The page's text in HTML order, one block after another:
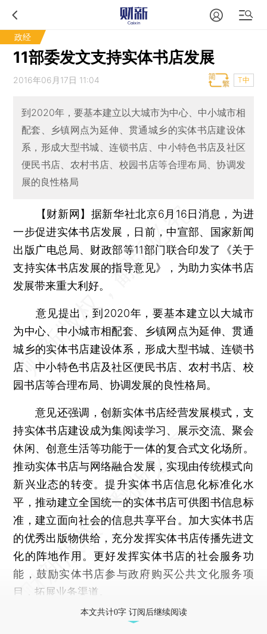
政经
11部委发文支持实体书店发展
2016年06月17日 11:04 T中
到2020年，要基本建立以大城市为中心、中小城市相
配套、乡镇网点为延伸、贯通城乡的实体书店建设体
系，形成大型书城、连锁书店、中小特色书店及社区
便民书店、农村书店、校园书店等合理布局、协调发
展的良性格局
【财新网】 据新华社北京6月16日消息，为进
一步促进实体书店发展，日前，中宣部、国家新闻
出版广电总局、财政部等11部门联合印发了《关于
支持实体书店发展的指导意见》，为助力实体书店
发展带来重大利好。
意见提出，到2020年，要基本建立以大城市
为中心、中小城市相配套、乡镇网点为延伸、贯通
城乡的实体书店建设体系，形成大型书城、连锁书
店、中小特色书店及社区便民书店、农村书店、校
园书店等合理布局、协调发展的良性格局。
意见还强调，创新实体书店经营发展模式，支
持实体书店建设成为集阅读学习、展示交流、聚会
休闲、创意生活等功能于一体的复合式文化场所。
推动实体书店与网络融合发展，实现由传统模式向
新兴业态的转变。提升实体书店信息化标准化水
平，推动建立全国统一的实体书店可供图书信息标
准，建立面向社会的信息共享平台。加大实体书店
的优秀出版物供给，充分发挥实体书店传播先进文
化的阵地作用。更好发挥实体书店的社会服务功
能，鼓励实体书店参与政府购买公共文化服务项
目，拓展业务渠道。
本文共计0字 订阅后继续阅读